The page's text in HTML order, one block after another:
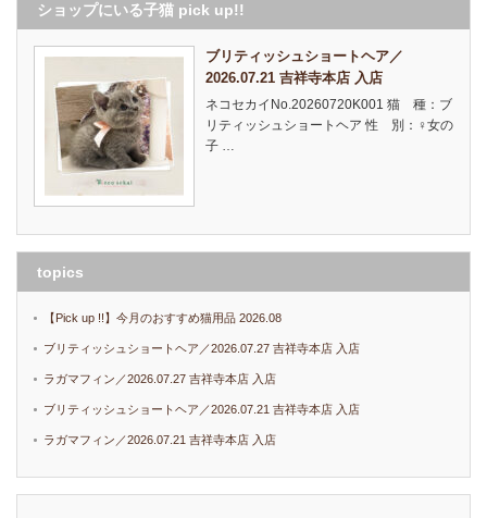
ショップにいる子猫 pick up!!
ブリティッシュショートヘア／
2026.07.21 吉祥寺本店 入店
ネコセカイNo.20260720K001 猫 種：ブ
リティッシュショートヘア 性 別：♀女の
子 …
topics
【Pick up !!】今月のおすすめ猫用品 2026.08
ブリティッシュショートヘア／2026.07.27 吉祥寺本店 入店
ラガマフィン／2026.07.27 吉祥寺本店 入店
ブリティッシュショートヘア／2026.07.21 吉祥寺本店 入店
ラガマフィン／2026.07.21 吉祥寺本店 入店